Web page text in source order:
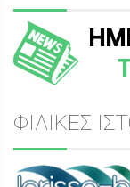
ΦΙΛΙΚΕΣ